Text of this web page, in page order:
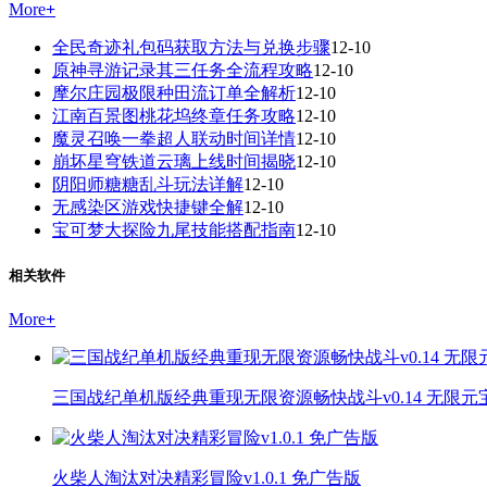
More+
全民奇迹礼包码获取方法与兑换步骤12-10
原神寻游记录其三任务全流程攻略12-10
摩尔庄园极限种田流订单全解析12-10
江南百景图桃花坞终章任务攻略12-10
魔灵召唤一拳超人联动时间详情12-10
崩坏星穹铁道云璃上线时间揭晓12-10
阴阳师糖糖乱斗玩法详解12-10
无感染区游戏快捷键全解12-10
宝可梦大探险九尾技能搭配指南12-10
相关软件
More+
三国战纪单机版经典重现无限资源畅快战斗v0.14 无限元
火柴人淘汰对决精彩冒险v1.0.1 免广告版